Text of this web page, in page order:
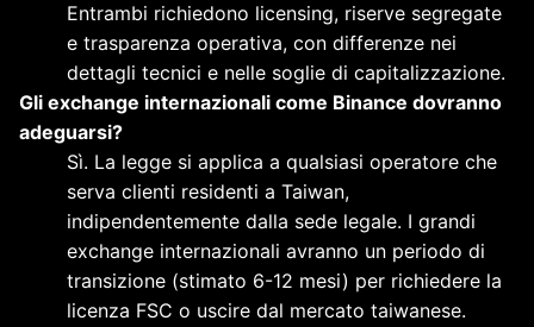
Entrambi richiedono licensing, riserve segregate
e trasparenza operativa, con differenze nei
dettagli tecnici e nelle soglie di capitalizzazione.
Gli exchange internazionali come Binance dovranno
adeguarsi?
Sì. La legge si applica a qualsiasi operatore che
serva clienti residenti a Taiwan,
indipendentemente dalla sede legale. I grandi
exchange internazionali avranno un periodo di
transizione (stimato 6-12 mesi) per richiedere la
licenza FSC o uscire dal mercato taiwanese.